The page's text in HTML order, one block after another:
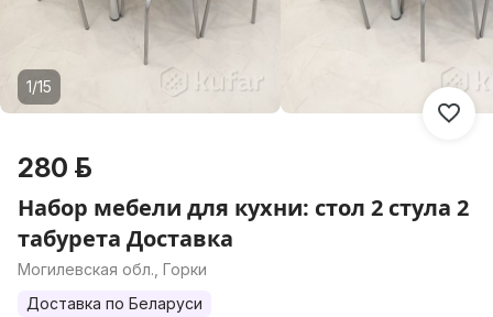
1/15
280 р.
Набор мебели для кухни: стол 2 стула 2
табурета Доставка
Могилевская обл., Горки
Доставка по Беларуси